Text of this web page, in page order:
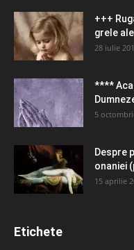
+++
grele
28 iulie
****
5
Despre
onaniei
15 aprilie
Etichete